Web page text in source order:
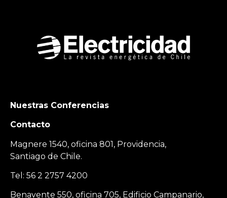
Nuestras Conferencias
Contacto
Magnere 1540, oficina 801, Providencia,
Santiago de Chile.
Tel: 56 2 2757 4200
Benavente 550, oficina 705, Edificio Campanario,